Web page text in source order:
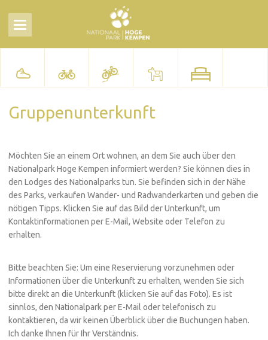
Gruppenunterkunft
Möchten Sie an einem Ort wohnen, an dem Sie auch über den
Nationalpark Hoge Kempen informiert werden? Sie können dies in
den Lodges des Nationalparks tun. Sie befinden sich in der Nähe
des Parks, verkaufen Wander- und Radwanderkarten und geben die
nötigen Tipps. Klicken Sie auf das Bild der Unterkunft, um
Kontaktinformationen per E-Mail, Website oder Telefon zu
erhalten.
Bitte beachten Sie: Um eine Reservierung vorzunehmen oder
Informationen über die Unterkunft zu erhalten, wenden Sie sich
bitte direkt an die Unterkunft (klicken Sie auf das Foto). Es ist
sinnlos, den Nationalpark per E-Mail oder telefonisch zu
kontaktieren, da wir keinen Überblick über die Buchungen haben.
Ich danke Ihnen für Ihr Verständnis.